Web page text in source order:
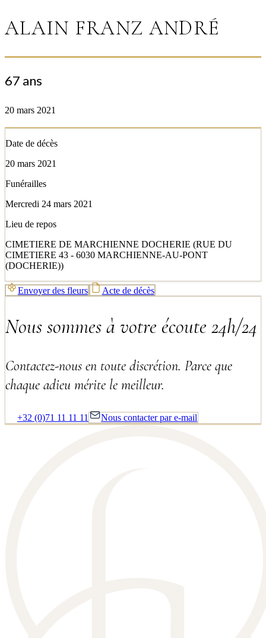
ALAIN FRANZ ANDRÉ
67 ans
20 mars 2021
Date de décès
20 mars 2021
Funérailles
Mercredi 24 mars 2021
Lieu de repos
CIMETIERE DE MARCHIENNE DOCHERIE (RUE DU
CIMETIERE 43 - 6030 MARCHIENNE-AU-PONT
(DOCHERIE))
Envoyer des fleurs Acte de décès
Nous sommes à votre écoute 24h/24
Contactez-nous en toute discrétion. Parce que
chaque adieu mérite le meilleur.
+32 (0)71 11 11 11 Nous contacter par e-mail